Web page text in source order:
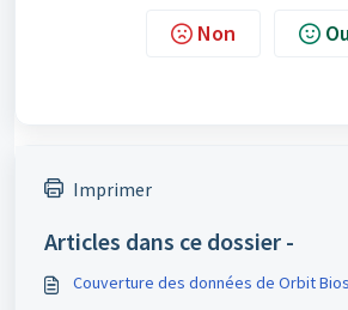
Non
Imprimer
Articles dans ce dossier -
Couverture des données de Orbit